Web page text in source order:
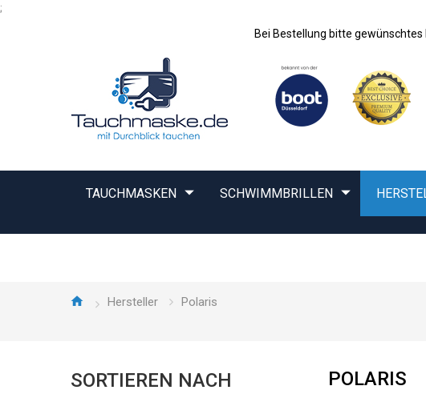
;
Bei Bestellung bitte
TAUCHMASKEN SCHWIMMBRILLEN
Hersteller Polaris
POLARIS
SORTIEREN NACH